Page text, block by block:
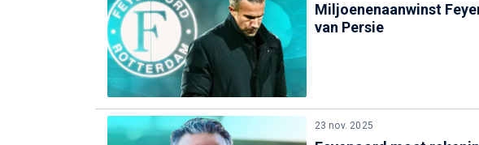
Miljoenenaanwinst
van Persie
23 nov. 2025